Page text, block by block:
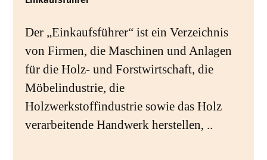
Der „Einkaufsführer“ ist ein Verzeichnis
von Firmen, die Maschinen und Anlagen
für die Holz- und Forstwirtschaft, die
Möbelindustrie, die
Holzwerkstoffindustrie sowie das Holz
verarbeitende Handwerk herstellen, ..